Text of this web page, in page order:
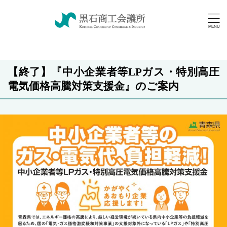
【終了】『中小企業者等LPガス・特別高圧
電気価格高騰対策支援金』のご案内